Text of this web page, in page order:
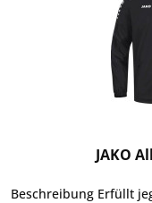
JAKO
Beschreibung Erfüllt